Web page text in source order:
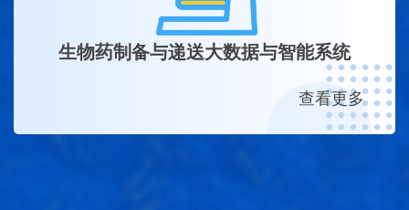
生物药制备与递送大数据与智能系统
查看更多